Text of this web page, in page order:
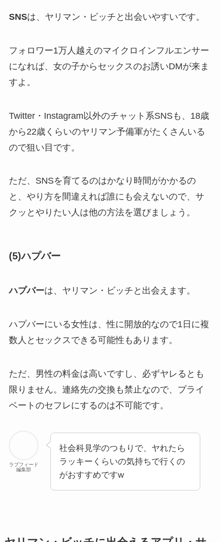
SNSは、ヤリマン・ビッチと出会いやすいです。
フォロワー1万人越えのマイクロインフルエンサー
になれば、女の子からセックスのお誘いDMが来ま
すよ。
Twitter・Instagram以外のチャット系SNSも、18歳
から22歳くらいのヤリマン予備軍がたくさんいる
ので狙い目です。
ただ、SNSを育てるのはかなり時間がかかるの
と、やり方を間違えれば誰にも会えないので、サ
クッとやりたい人は他の方法を選びましょう。
(5)ハプバー
ハプバーは、ヤリマン・ビッチと出会えます。
ハプバーにいる女性は、性に開放的なので1日に複
数人とセックスできる可能性もあります。
ただ、男性の料金は高いですし、必ずヤレるとも
限りません。連絡先の交換も禁止なので、プライ
ベートのセフレにするのは不可能です。
ラブフィード
編集部
社会科見学のつもりで、ヤれたら
ラッキーくらいの気持ちで行くの
がおすすめですw